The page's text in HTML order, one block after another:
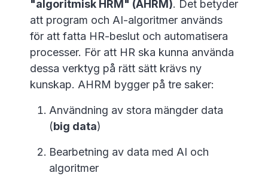
"algoritmisk HRM" (AHRM). Det betyder
att program och AI-algoritmer används
för att fatta HR-beslut och automatisera
processer. För att HR ska kunna använda
dessa verktyg på rätt sätt krävs ny
kunskap. AHRM bygger på tre saker:
Användning av stora mängder data
(big data)
Bearbetning av data med AI och
algoritmer